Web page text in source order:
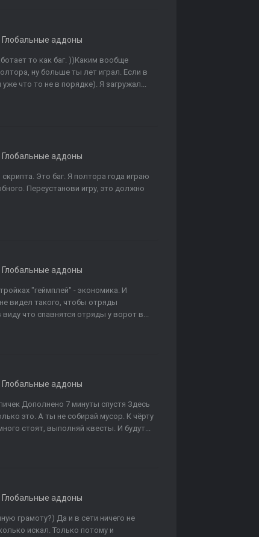
Глобальные аддоны
то как баг. ))Каким вообще
ну больше ты лет играл. Если в
уже что то не в порядке). Я загружал...
Глобальные аддоны
Это баг. Я полтора года играю
Переустанови игру, это должно
Глобальные аддоны
"геймплей" - экономика. И
видел такого, чтобы отряды
что спавнятся отряды у ворот в...
Глобальные аддоны
Дополнено 7 минуты спустя Здесь
это. А ты не собирай мусор. К чёрту
стоят, выполняй квесты. И будут...
Глобальные аддоны
грамоту?) Да и в сети ничего не
искал. Только потому и